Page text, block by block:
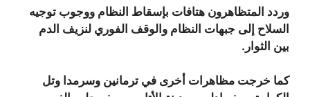
وردد المتظاهرون هتافات بإسقاط النظام ووجوب توجيه
السلاح إلى جبهات النظام والوقف الفوري لنزيف الدم
بين الثوار.
كما خرجت مظاهرات أخرى في ترمانين وسرمدا وتل